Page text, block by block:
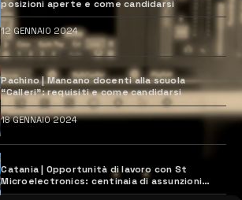
posizioni aperte e come candidarsi
12 GENNAIO 2024
Pachino | Mancano docenti alla scuola
“Calleri”: requisiti e come candidarsi
18 GENNAIO 2024
Catania | Opportunità di lavoro con St
Microelectronics: centinaia di assunzioni
previste